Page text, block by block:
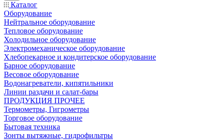
Каталог
Оборудование
Нейтральное оборудование
Тепловое оборудование
Холодильное оборудование
Электромеханическое оборудование
Хлебопекарное и кондитерское оборудование
Барное оборудование
Весовое оборудование
Водонагреватели, кипятильники
Линии раздачи и салат-бары
ПРОДУКЦИЯ ПРОЧЕЕ
Термометры, Гигрометры
Торговое оборудование
Бытовая техника
Зонты вытяжные, гидрофильтры